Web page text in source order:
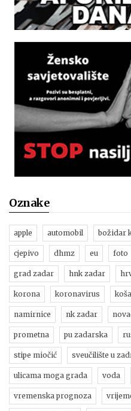
Oznake
apple automobil božidar
cjepivo dhmz eu foto
grad zadar hnk zadar
korona koronavirus
namirnice nk zadar
prometna pu zadarska
stipe miočić sveučilište u
ulicama moga grada voda
vremenska prognoza